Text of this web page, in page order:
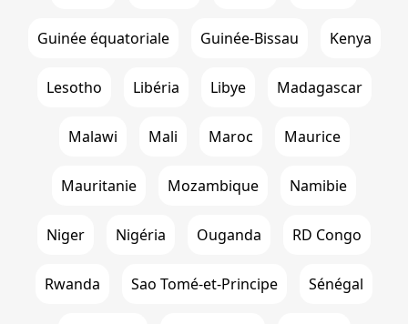
Guinée équatoriale Guinée-Bissau Kenya
Lesotho Libéria Libye Madagascar
Malawi Mali Maroc Maurice
Mauritanie Mozambique Namibie
Niger Nigéria Ouganda RD Congo
Rwanda Sao Tomé-et-Principe Sénégal